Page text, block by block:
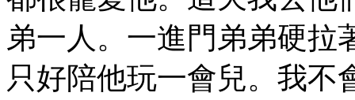
弟一人。一進門弟弟硬拉
只好陪他玩一會兒。我不